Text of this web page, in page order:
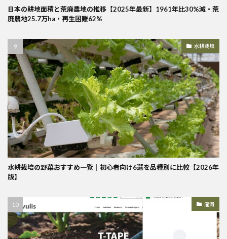
日本の耕地面積と荒廃農地の推移【2025年最新】1961年比30%減・荒
廃農地25.7万ha・再生困難62%
水耕栽培
水耕栽培の野菜おすすめ一覧｜初心者向け6選を品種別に比較【2026年
版】
灌漑